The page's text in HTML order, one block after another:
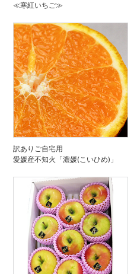
≪寒紅いちご≫
訳ありご自宅用
愛媛産不知火「濃媛(こいひめ)」